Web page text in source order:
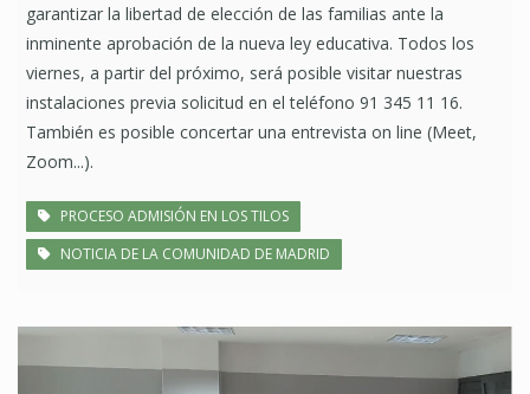
garantizar la libertad de elección de las familias ante la
inminente aprobación de la nueva ley educativa. Todos los
viernes, a partir del próximo, será posible visitar nuestras
instalaciones previa solicitud en el teléfono 91 345 11 16.
También es posible concertar una entrevista on line (Meet,
Zoom...).
PROCESO ADMISIÓN EN LOS TILOS
NOTICIA DE LA COMUNIDAD DE MADRID